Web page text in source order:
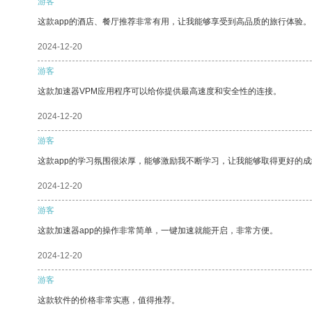
这款app的酒店、餐厅推荐非常有用，让我能够享受到高品质的旅行体验。
2024-12-20
游客
这款加速器VPM应用程序可以给你提供最高速度和安全性的连接。
2024-12-20
游客
这款app的学习氛围很浓厚，能够激励我不断学习，让我能够取得更好的
2024-12-20
游客
这款加速器app的操作非常简单，一键加速就能开启，非常方便。
2024-12-20
游客
这款软件的价格非常实惠，值得推荐。